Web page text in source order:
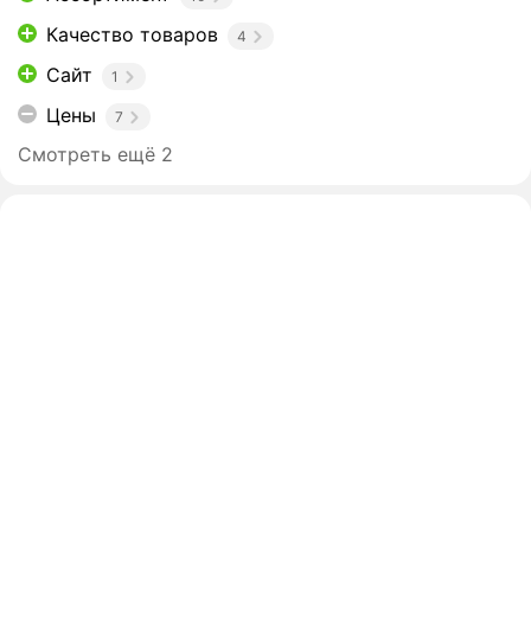
Качество товаров 4
Сайт 1
Цены 7
Смотреть ещё 2